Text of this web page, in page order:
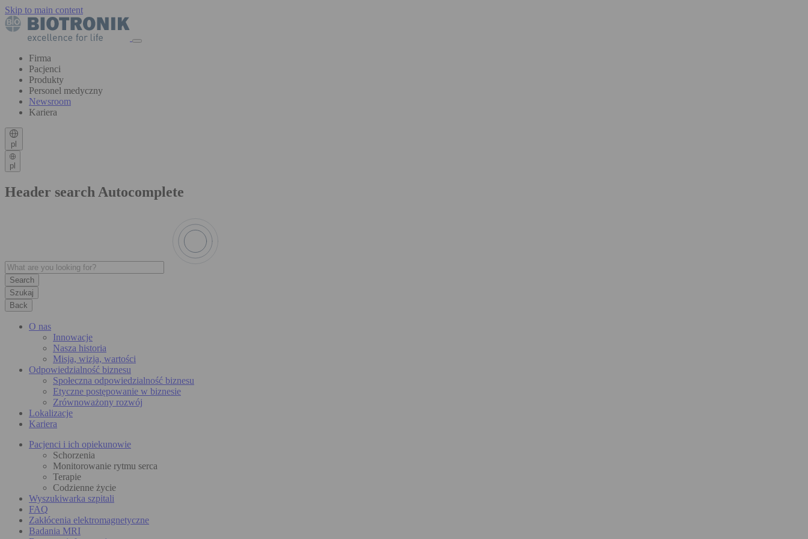
Skip to main content
Firma
Pacjenci
Produkty
Personel medyczny
Newsroom
Kariera
pl
pl
Header search Autocomplete
Szukaj
Back
O nas
Innowacje
Nasza historia
Misja, wizja, wartości
Odpowiedzialność biznesu
Społeczna odpowiedzialność biznesu
Etyczne postępowanie w biznesie
Zrównoważony rozwój
Lokalizacje
Kariera
Pacjenci i ich opiekunowie
Schorzenia
Monitorowanie rytmu serca
Terapie
Codzienne życie
Wyszukiwarka szpitali
FAQ
Zakłócenia elektromagnetyczne
Badania MRI